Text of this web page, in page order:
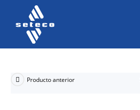
Producto anterior